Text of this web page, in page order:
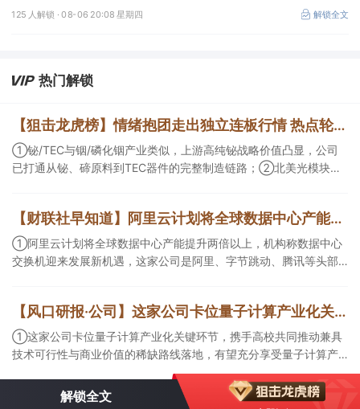
入口，公司凭借数万家企业客户积累的场景厚度正从协同管理软件龙
头进化为企业智能体经济的核心枢纽；③市场重组、股权转让暗线
125 人解锁 ·08-06 20:08 星期四 解锁全文
热门解锁
【狙击龙虎榜】情绪抱团走出独立连板行情 热点轮动走强注意市场节奏
①铋/TEC与铟/磷化铟产业类似，上游高纯铋战略价值凸显，公司
已打通从铋、碲原料到TEC器件的完整制造链路；②北美光模块计
款，公司作为出品方受热钱追捧。
【财联社早知道】阿里云计划将全球数据中心产能提升两倍以上，这家公司是阿里、字节跳动、腾讯数据中心交换机核心供应商；上海推动算力和基础大模型扩大境外调用，支持智能体、多模态生成等模型产品出口
①阿里云计划将全球数据中心产能提升两倍以上，机构称数据中心
交换机迎来发展新机遇，这家公司是阿里、字节跳动、腾讯等头部
机构称多元落地场景渗透提速，看好AI应用拐点到来，这家公司研
发的魔聚平台是一款AI技术驱动的创新应用平台，基于不同模型聚
合的基础上构建场景AI Agent； ③这家公司已形成“洗净服务+半导
【风口研报·公司】这家公司卡位量子计算产业化关键环节，携手高校共同推动兼具技术可行性与商业价值的稀缺路线落地，有望充分享受量子计算产业化红利；另有公司不仅坐拥动力煤优质矿井且长协煤销量占比低
①这家公司卡位量子计算产业化关键环节，携手高校共同推动兼具
技术可行性与商业价值的稀缺路线落地，有望充分享受量子计算产
井且长协煤销量占比低，叠加甲醇吨利扩大，周期上行阶段业绩有
解锁全文